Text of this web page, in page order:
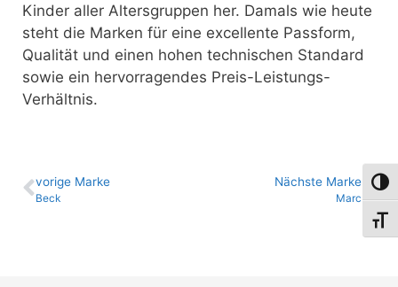
Kinder aller Altersgruppen her. Damals wie heute
steht die Marken für eine excellente Passform,
Qualität und einen hohen technischen Standard
sowie ein hervorragendes Preis-Leistungs-
Verhältnis.
vo­ri­ge Marke
Beck
Nächste Marke
Marc